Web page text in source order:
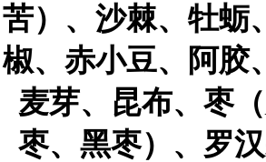
苦）、沙棘、牡蛎
椒、赤小豆、阿胶
麦芽、昆布、枣
枣、黑枣）、罗